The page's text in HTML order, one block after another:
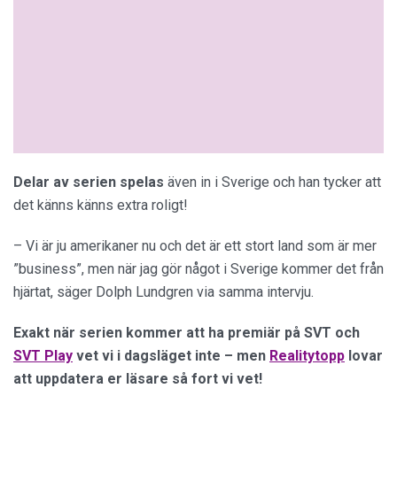
Delar av serien spelas även in i Sverige och han tycker att
det känns känns extra roligt!
– Vi är ju amerikaner nu och det är ett stort land som är mer
”business”, men när jag gör något i Sverige kommer det från
hjärtat, säger Dolph Lundgren via samma intervju.
Exakt när serien kommer att ha premiär på SVT och
SVT Play vet vi i dagsläget inte – men Realitytopp lovar
att uppdatera er läsare så fort vi vet!